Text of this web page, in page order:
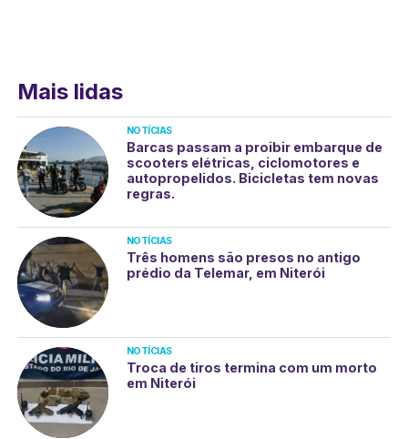
Mais lidas
NOTÍCIAS
Barcas passam a proibir embarque de
scooters elétricas, ciclomotores e
autopropelidos. Bicicletas tem novas
regras.
NOTÍCIAS
Três homens são presos no antigo
prédio da Telemar, em Niterói
NOTÍCIAS
Troca de tiros termina com um morto
em Niterói